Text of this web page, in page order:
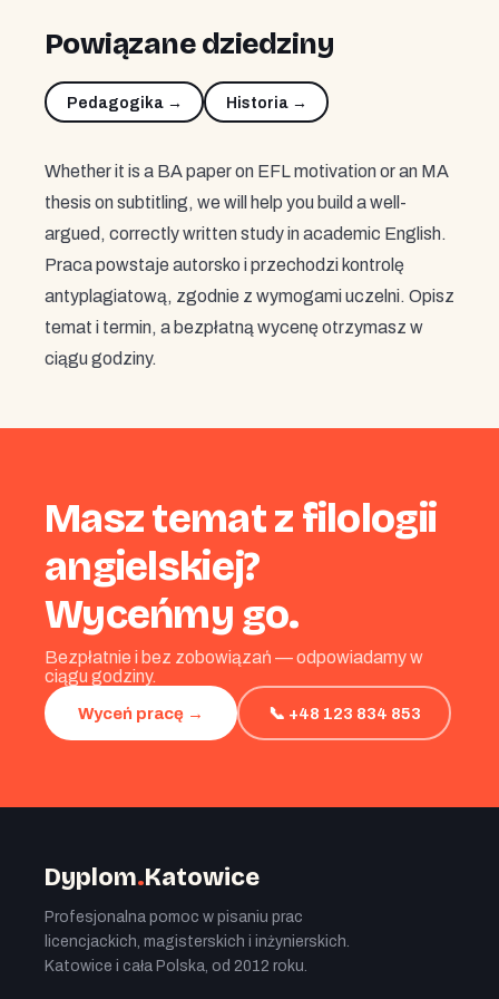
Powiązane dziedziny
Pedagogika → Historia →
Whether it is a BA paper on EFL motivation or an MA
thesis on subtitling, we will help you build a well-
argued, correctly written study in academic English.
Praca powstaje autorsko i przechodzi kontrolę
antyplagiatową, zgodnie z wymogami uczelni. Opisz
temat i termin, a bezpłatną wycenę otrzymasz w
ciągu godziny.
Masz temat z filologii
angielskiej?
Wyceńmy go.
Bezpłatnie i bez zobowiązań — odpowiadamy w
ciągu godziny.
Wyceń pracę → 📞 +48 123 834 853
Dyplom.Katowice
Profesjonalna pomoc w pisaniu prac
licencjackich, magisterskich i inżynierskich.
Katowice i cała Polska, od 2012 roku.